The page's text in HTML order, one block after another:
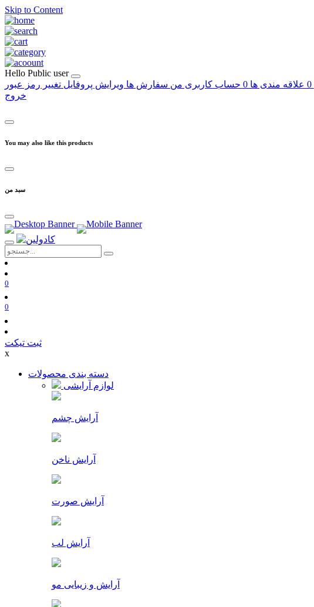
Skip to Content
Hello Public user
0 علاقه مندی ها 0 حساب کاربری من سفارش ها ویرایش پروفایل تغییر رمز عبور
خروج
You may also like this products
سبد من
0
0
ثبت تیکت
x
دسته بندی محصولات
لوازم آرایشی
آرایش چشم
آرایش ناخن
آرایش صورت
آرایش لب
آرایش و زیبایی مو